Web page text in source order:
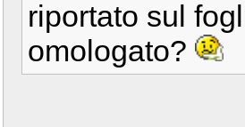
riportato sul
omologato?